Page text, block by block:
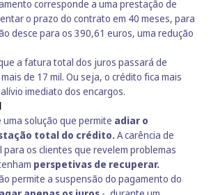
corresponde a uma prestação de
o prazo do contrato em 40 meses, para
desce para os 390,61 euros, uma redução
a fatura total dos juros passará de
de 17 mil. Ou seja, o crédito fica mais
imediato dos encargos.
uma solução que permite adiar o
total do crédito.A carência de
os clientes que revelem problemas
perspetivas de recuperar.
permite a suspensão do pagamento do